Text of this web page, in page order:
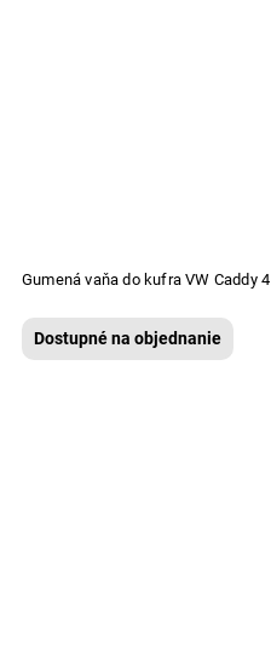
Gumená vaňa do kufra VW Caddy 4
Dostupné na objednanie